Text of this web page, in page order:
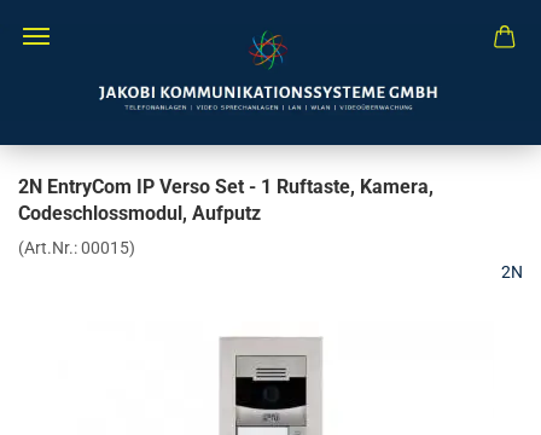
2N EntryCom IP Verso Set - 1 Ruftaste, Kamera,
Codeschlossmodul, Aufputz
(Art.Nr.:00015)
2N